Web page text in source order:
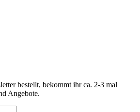
bestellt, bekommt ihr ca. 2-3 mal
Angebote.